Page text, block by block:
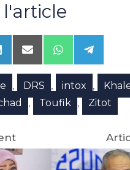
Share
on
Email
Share
on
WhatsApp
Share
on
, DRS , intox ,
, Toufik , Zitot